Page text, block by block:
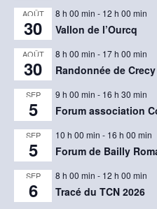
AOÛT
30
8 h 00 min - 12 h 00 min
Vallon de l’Ourcq
AOÛT
30
8 h 00 min - 17 h 00 min
Randonnée de
SEP
5
9 h 00 min - 16 h 30 min
Forum association
SEP
5
10 h 00 min - 16 h 00 min
Forum de Bailly
SEP
6
8 h 00 min - 12 h 00 min
Tracé du TCN 2026